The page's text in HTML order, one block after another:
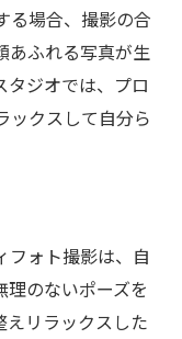
る場合、撮影の合
あふれる写真が生
タジオでは、プロ
ックスして自分ら
フォト撮影は、自
のないポーズを
えリラックスした